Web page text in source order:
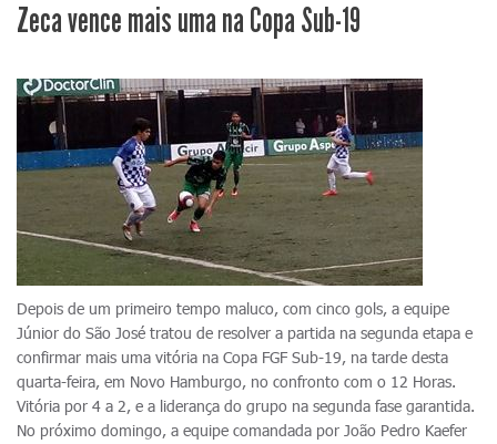
Zeca vence mais uma na Copa Sub-19
Depois de um primeiro tempo maluco, com cinco gols, a equipe
Júnior do São José tratou de resolver a partida na segunda etapa e
confirmar mais uma vitória na Copa FGF Sub-19, na tarde desta
quarta-feira, em Novo Hamburgo, no confronto com o 12 Horas.
Vitória por 4 a 2, e a liderança do grupo na segunda fase garantida.
No próximo domingo, a equipe comandada por João Pedro Kaefer